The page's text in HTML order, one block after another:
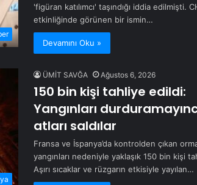
'figüran katılımcı' taşındığı iddia edilmişti.
etkinliğinde görünen bir ismin…
Devamını Oku »
ÜMİT SAVĞA Ağustos 6, 2026
150 bin kişi tahliye edildi:
Yangınları
atları saldılar
Fransa ve İspanya’da kontrolden çıkan
yangınları nedeniyle yaklaşık 150 bin kişi
Aşırı sıcaklar ve rüzgarın etkisiyle yayılan…